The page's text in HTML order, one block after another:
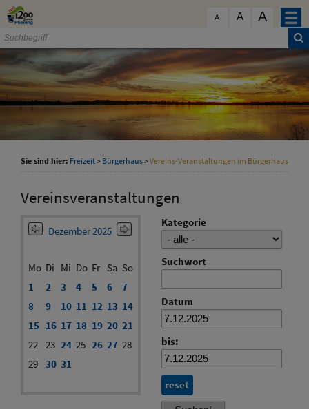
Zum Inhalt
A A A
Sie sind hier: Freizeit> Bürgerhaus>Vereins-Veranstaltungen im Bürgerhaus
Vereinsveranstaltungen
Dezember 2025
Mo Di Mi Do Fr Sa So
1
2 3 4 5 6
7
8
9 10 11 12 13 14
15 16 17 18 19 20 21
22 23 24 25 26 27 28
29 30 31
Kategorie
Suchwort
Datum
bis:
reset
schließen